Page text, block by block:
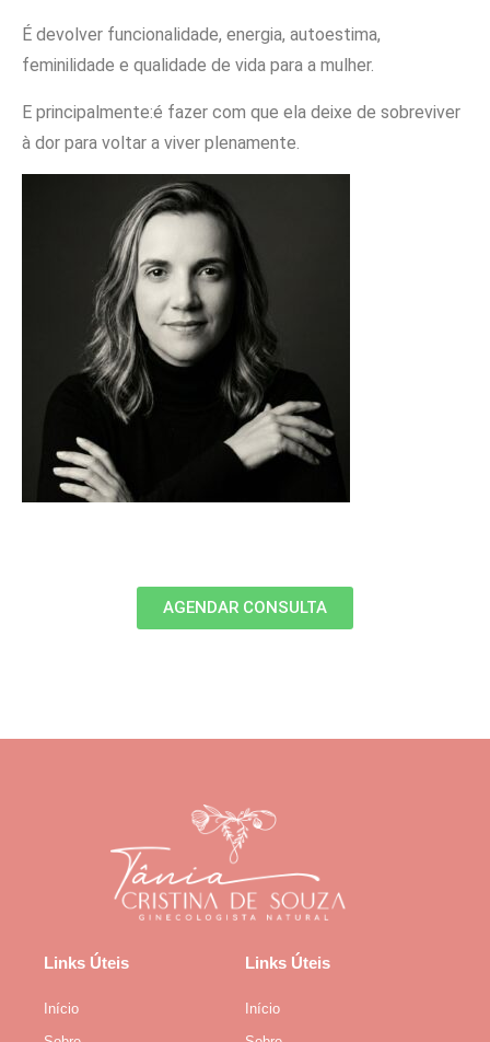
É devolver funcionalidade, energia, autoestima,
feminilidade e qualidade de vida para a mulher.
E principalmente:é fazer com que ela deixe de sobreviver
à dor para voltar a viver plenamente.
AGENDAR CONSULTA
Links Úteis
Início
Links Úteis
Início